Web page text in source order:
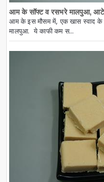
आम के सॉफ्ट व रसभरे मालपुआ,
आम के इस मौसम में, एक खास स्वाद
मालपुआ. ये काफी कम स...